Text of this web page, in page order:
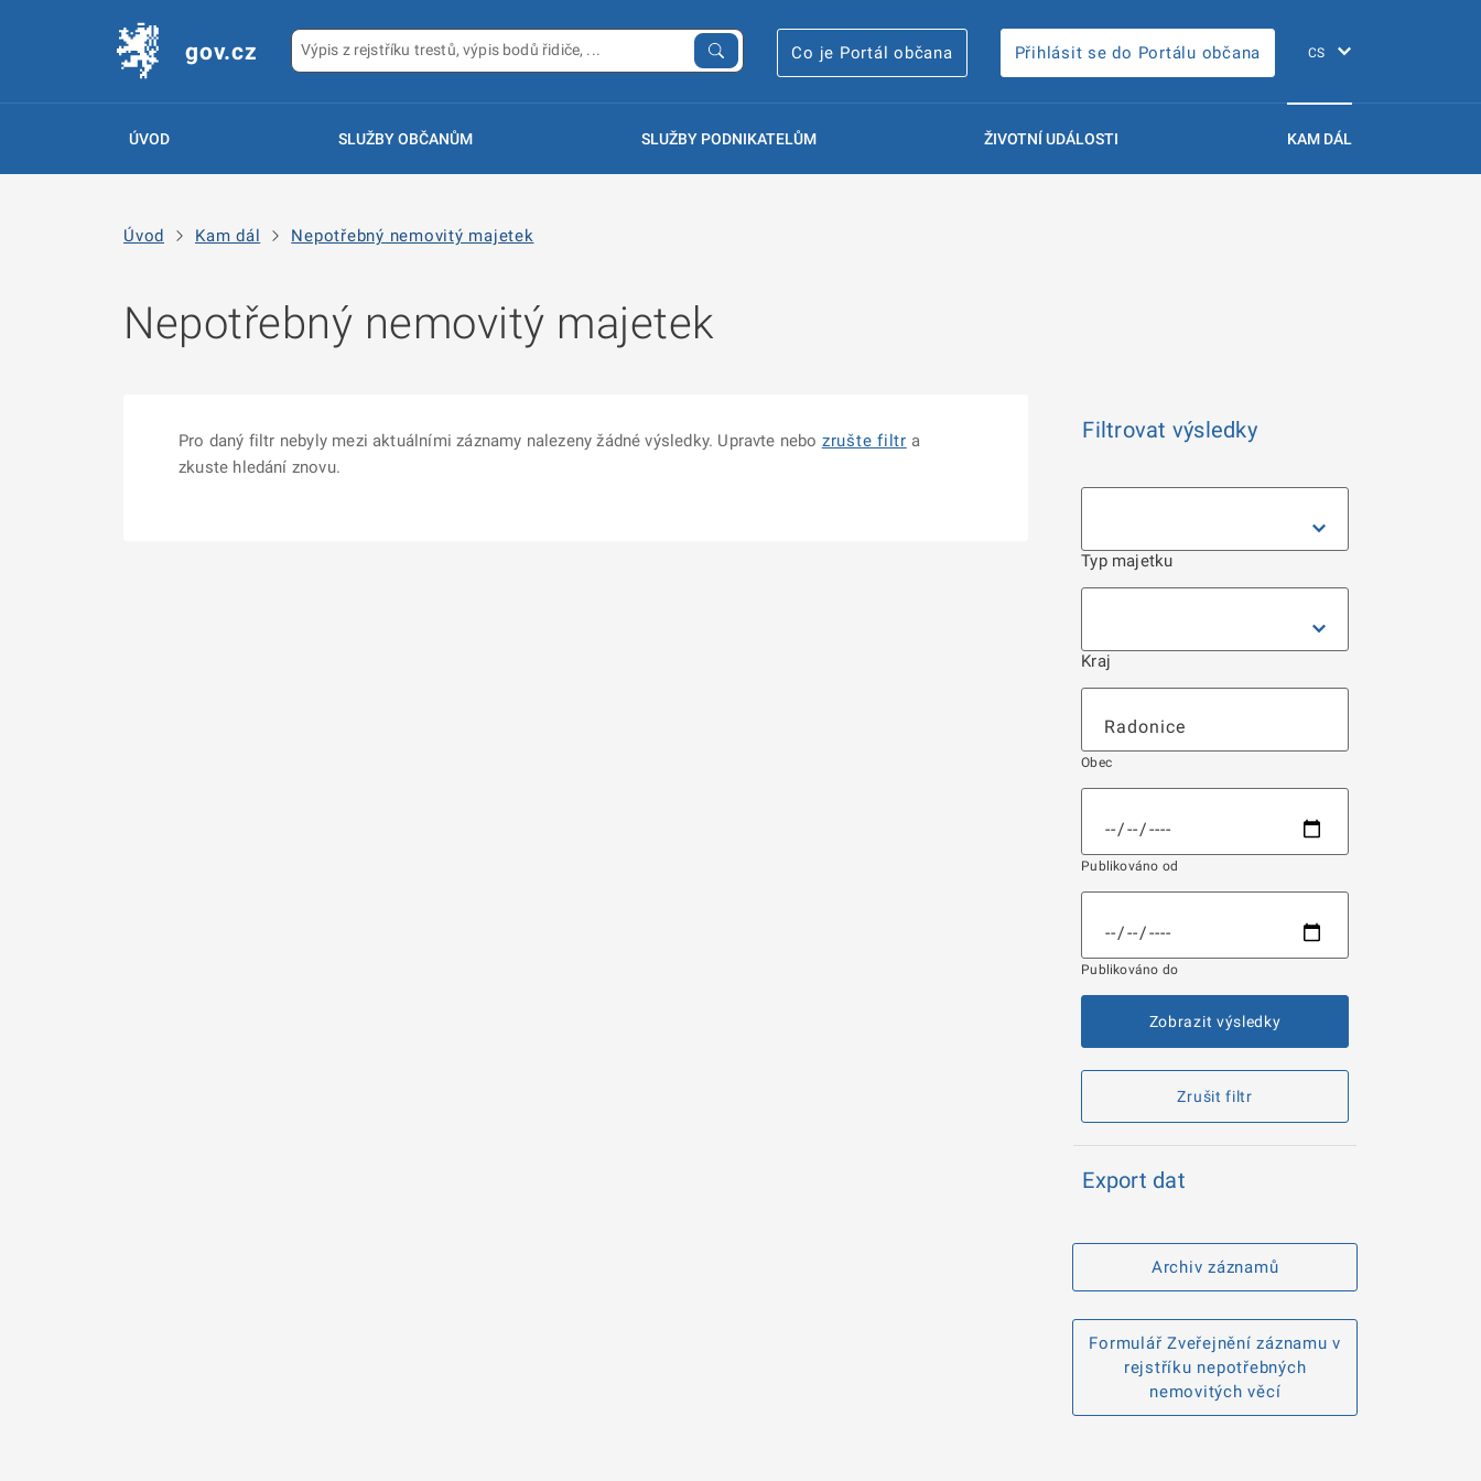
gov.cz Co je Portál občana Přihlásit se do Portálu občana
ÚVOD SLUŽBY OBČANŮM SLUŽBY PODNIKATELŮM ŽIVOTNÍ UDÁLOSTI KAM DÁL
Úvod Kam dál Nepotřebný nemovitý majetek
Nepotřebný nemovitý majetek
Filtrovat výsledky
Typ majetku
Kraj
Obec
Publikováno od
Publikováno do
Zobrazit výsledky
Zrušit filtr
Export dat
Archiv záznamů
Formulář Zveřejnění záznamu v
rejstříku nepotřebných
nemovitých věcí
Pro daný filtr nebyly mezi aktuálními záznamy nalezeny žádné výsledky. Upravte nebo zrušte filtr a
zkuste hledání znovu.